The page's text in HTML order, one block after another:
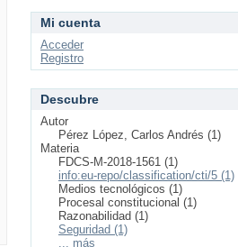
Mi cuenta
Acceder
Registro
Descubre
Autor
Pérez López, Carlos Andrés (1)
Materia
FDCS-M-2018-1561 (1)
info:eu-repo/classification/cti/5 (1)
Medios tecnológicos (1)
Procesal constitucional (1)
Razonabilidad (1)
Seguridad (1)
... más